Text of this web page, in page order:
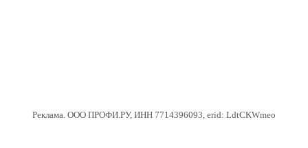
Реклама. ООО ПРОФИ.РУ, ИНН 7714396093, erid: LdtCKWmeo